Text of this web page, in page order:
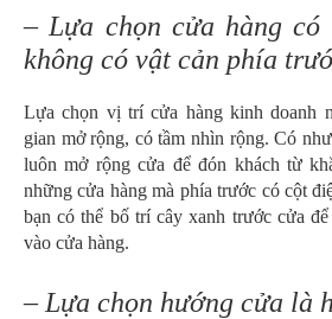
– Lựa chọn cửa hàng có
không có vật cản phía
Lựa chọn vị trí cửa hàng kinh doanh
gian mở rộng, có tầm nhìn rộng. Có
luôn mở rộng cửa để đón khách từ
những cửa hàng mà phía trước có cột
bạn có thể bố trí cây xanh trước cửa
vào cửa hàng.
– Lựa chọn hướng cửa là